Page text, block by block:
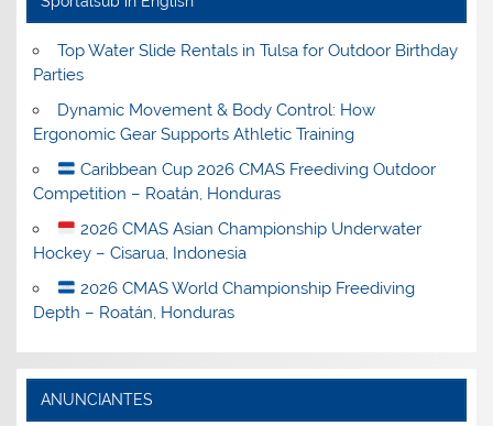
Top Water Slide Rentals in Tulsa for Outdoor Birthday
Parties
Dynamic Movement & Body Control: How
Ergonomic Gear Supports Athletic Training
Caribbean Cup 2026 CMAS Freediving Outdoor
Competition – Roatán, Honduras
2026 CMAS Asian Championship Underwater
Hockey – Cisarua, Indonesia
2026 CMAS World Championship Freediving
Depth – Roatán, Honduras
ANUNCIANTES